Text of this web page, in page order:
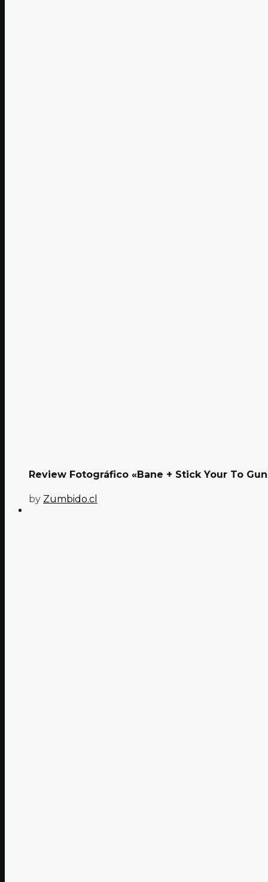
Review Fotográfico «Bane + Stick Your To
by Zumbido.cl